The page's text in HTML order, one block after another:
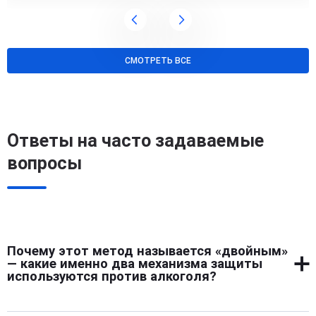
СМОТРЕТЬ ВСЕ
Ответы на часто задаваемые
вопросы
Почему этот метод называется «двойным»
— какие именно два механизма защиты
используются против алкоголя?
Метод получил название «двойной», потому что